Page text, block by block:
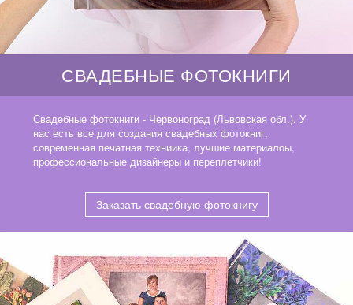
СВАДЕБНЫЕ ФОТОКНИГИ
Свадебные фотокниги - Червоноград (Львовская обл.). У
нас есть все для создания свадебных фотокниг,
современная печатная техниика, лучшие материалоы,
профессиональные дизайнеры и переплетчики!
Заказать свадебную фотокнигу